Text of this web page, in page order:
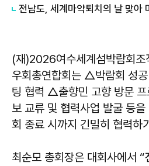
전남도, 세계마약퇴치의 날 맞아
(재)2026여수세계섬박람회조
우회총연합회는 △박람회 성공
팅 협력 △출향민 고향 방문
보 교류 및 협력사업 발굴 등
회 종료 시까지 긴밀히 협력하
최순모 총회장은 대회사에서